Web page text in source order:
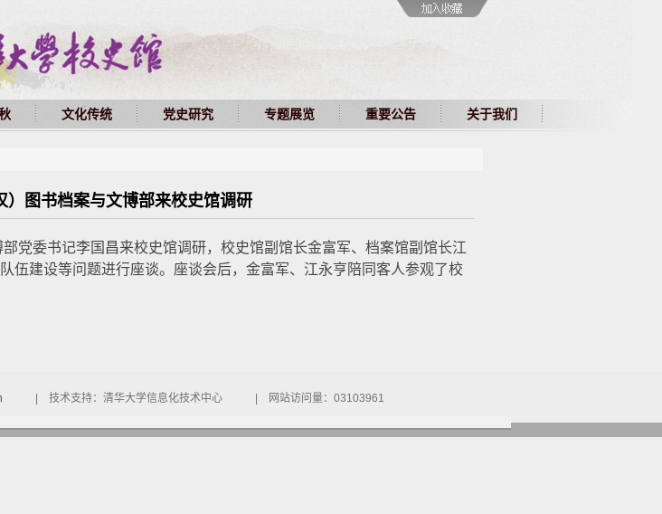
文化传统 党史研究 专题展览 重要公告 关于我们
）图书档案与文博部来校史馆调研
党委书记李国昌来校史馆调研，校史馆副馆长金富军、档案馆副馆长江
伍建设等问题进行座谈。座谈会后，金富军、江永亨陪同客人参观了校
| 技术支持：清华大学信息化技术中心 | 网站访问量： 03103961